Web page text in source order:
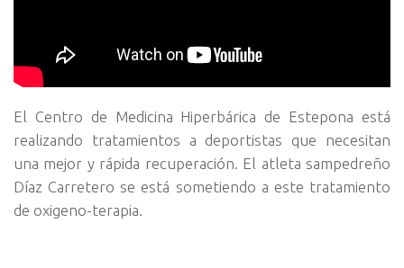
El Centro de Medicina Hiperbárica de Estepona está
realizando tratamientos a deportistas que necesitan
una mejor y rápida recuperación. El atleta sampedreño
Díaz Carretero se está sometiendo a este tratamiento
de oxigeno-terapia.